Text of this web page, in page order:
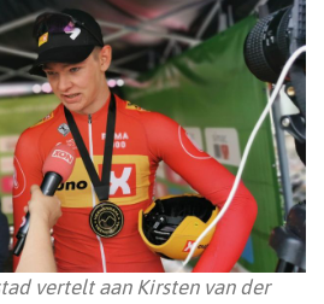
vertelt aan Kirsten van der